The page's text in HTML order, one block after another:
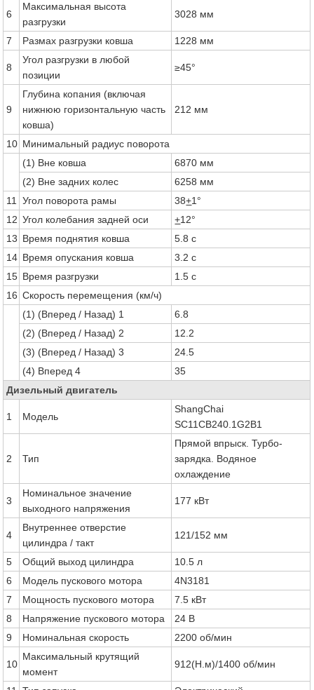
6
Максимальная высота
разгрузки
3028 мм
7 Размах разгрузки ковша 1228 мм
8
Угол разгрузки в любой
позиции
≥45°
9
Глубина копания (включая
нижнюю горизонтальную часть
ковша)
212 мм
10 Минимальный радиус поворота
(1) Вне ковша
6870 мм
(2) Вне задних колес
6258 мм
11
Угол поворота рамы 38+1°
12 Угол колебания задней оси +12°
13 Время поднятия ковша
5.8 с
14 Время опускания ковша
3.2 с
15 Время разгрузки
1.5 с
16 Скорость перемещения (км/ч)
(1) (Вперед / Назад) 1
6.8
(2) (Вперед / Назад) 2
12.2
(3) (Вперед / Назад) 3
24.5
(4) Вперед 4
35
Дизельный двигатель
1 Модель
ShangChai
SC11CB240.1G2B1
2 Тип
Прямой впрыск. Турбо-
зарядка. Водяное
охлаждение
3
Номинальное значение
выходного напряжения
177 кВт
4
Внутреннее отверстие
цилиндра / такт
121/152 мм
5 Общий выход цилиндра
10.5 л
6
Модель пускового мотора
4N3181
7
Мощность пускового мотора
7.5 кВт
8
Напряжение пускового мотора
24 В
9
Номинальная скорость 2200 об/мин
10
Максимальный крутящий
момент
912(Н.м)/1400 об/мин